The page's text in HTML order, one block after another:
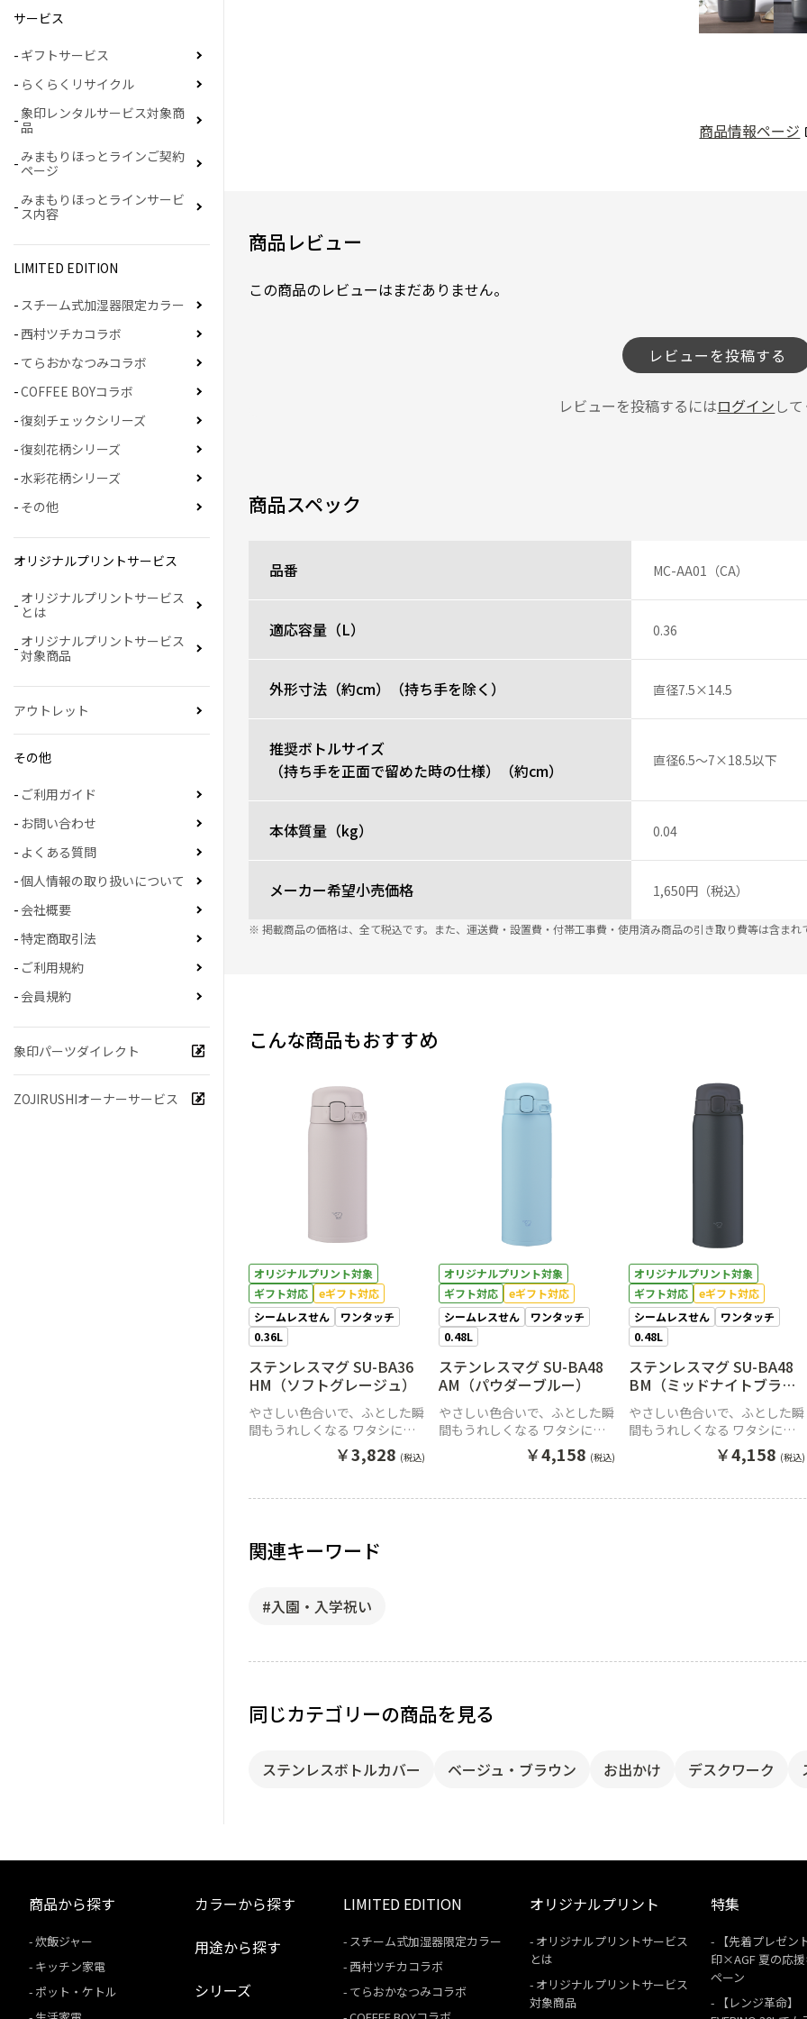
商品情報ページ
商品レビュー
この商品のレビューはまだありません。
レビューを投稿する
レビューを投稿するにはログイン し
商品スペック
品番 MC-AA01（CA）
適応容量（L） 0.36
外形寸法（約cm）（持ち手を除く） 直径7.5×14.5
推奨ボトルサイズ
（持ち手を正面で留めた時の仕様）（約cm）
直径6.5～7×18.5以下
本体質量（kg） 0.04
メーカー希望小売価格 1,650円（税込）
※ 掲載商品の価格は、全て税込です。また、運送費・設置費・付帯工事費・使用済み商品の引き取り費等は含まれ
こんな商品もおすすめ
オリジナルプリント対象
ギフト対応
eギフト対応
シームレスせん
ワンタッチ
0.36L
ステンレスマグ SU-BA36
HM（ソフトグレージュ）
やさしい色合いで、ふとした瞬
間もうれしくなる ワタシにち
ょうどいいワンタッチマグ。
￥3,828 (税込)
オリジナルプリント対象
ギフト対応
eギフト対応
シームレスせん
ワンタッチ
0.48L
ステンレスマグ SU-BA48
AM（パウダーブルー）
やさしい色合いで、ふとした瞬
間もうれしくなる ワタシにち
ょうどいいワンタッチマグ。
￥4,158 (税込)
オリジナルプリント対象
ギフト対応
eギフト対応
シームレスせん
ワンタッチ
0.48L
ステンレスマグ SU-BA48
BM（ミッドナイトブラッ
ク）
やさしい色合いで、ふとした瞬
間もうれしくなる ワタシにち
ょうどいいワンタッチマグ。
￥4,158 (税込)
関連キーワード
#入園・入学祝い
同じカテゴリーの商品を見る
ステンレスボトルカバー ベージュ・ブラウン お出かけ デスクワーク
サービス
ギフトサービス
らくらくリサイクル
象印レンタルサービス対象商
品
みまもりほっとラインご契約
ページ
みまもりほっとラインサービ
ス内容
LIMITED EDITION
スチーム式加湿器限定カラー
西村ツチカコラボ
てらおかなつみコラボ
COFFEE BOYコラボ
復刻チェックシリーズ
復刻花柄シリーズ
水彩花柄シリーズ
その他
オリジナルプリントサービス
オリジナルプリントサービス
とは
オリジナルプリントサービス
対象商品
アウトレット
その他
ご利用ガイド
お問い合わせ
よくある質問
個人情報の取り扱いについて
会社概要
特定商取引法
ご利用規約
会員規約
象印パーツダイレクト
ZOJIRUSHIオーナーサービス
商品から探す
炊飯ジャー
キッチン家電
ポット・ケトル
カラーから探す
用途から探す
シリーズ
LIMITED EDITION
スチーム式加湿器限定カラー
西村ツチカコラボ
てらおかなつみコラボ
オリジナルプリント
オリジナルプリントサービス
とは
オリジナルプリントサービス
対象商品
特集
【先着プレゼン
印×AGF 夏の応
ペーン
【レンジ革命】